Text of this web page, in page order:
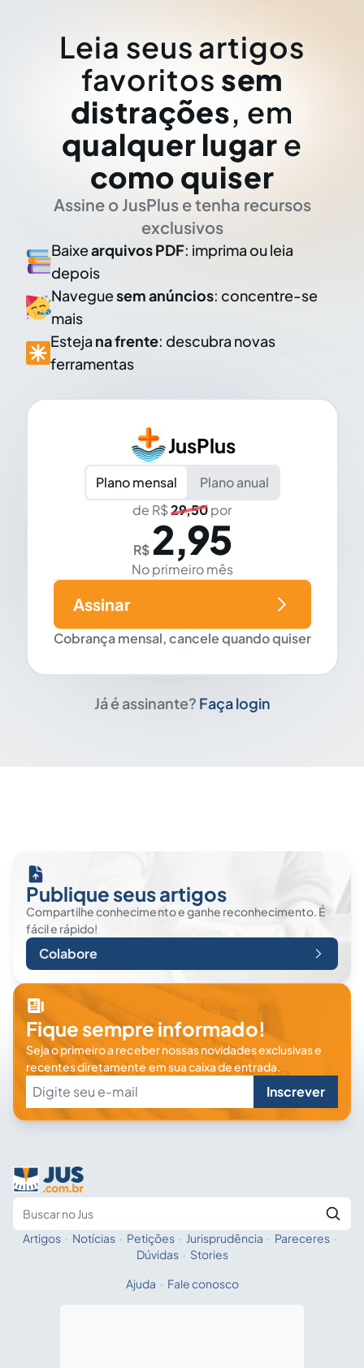
Leia seus artigos
favoritos sem
distrações, em
qualquer lugar e
como quiser
Assine o JusPlus e tenha recursos
exclusivos
Baixearquivos PDF: imprima ou leia
depois
Naveguesem anúncios: concentre-se
mais
Esteja na frente: descubra novas
ferramentas
JusPlus
Plano mensal
Plano anual
de R$29,50por
R$ 2,95
No primeiro mês
Cobrança mensal, cancele quando quiser
Assinar
Já é assinante? Faça login
Publique seus artigos
Compartilhe conhecimento e ganhe reconhecimento. É
fácil e rápido!
Colabore
Fique sempre informado!
Seja o primeiro a receber nossas novidades exclusivas e
recentes diretamente em sua caixa de entrada.
Inscrever
Fale com a IA
Artigos · Notícias · Petições · Jurisprudência · Pareceres ·
Dúvidas · Stories
Ajuda · Fale conosco